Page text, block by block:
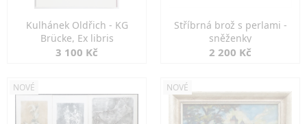
Kulhánek Oldřich - KG
Brücke, Ex libris
3 100 Kč
Stříbrná brož s perlami -
sněženky
2 200 Kč
NOVÉ NOVÉ